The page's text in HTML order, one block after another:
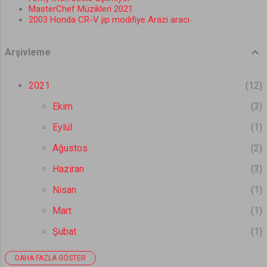
MasterChef Müzikleri 2021
2003 Honda CR-V jip modifiye Arazi aracı
Arşivleme
2021
12
Ekim
3
Eylül
1
Ağustos
2
Haziran
3
Nisan
1
Mart
1
Şubat
1
2020
DAHA FAZLA GÖSTER